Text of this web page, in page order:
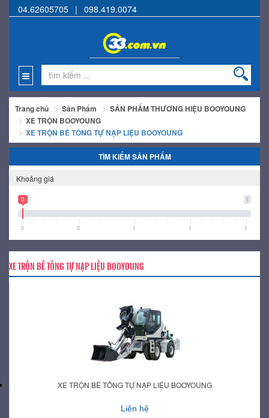
04.62605705 | 098.419.0074
Trang chủ Sản Phẩm
SẢN PHẨM THƯƠNG HIỆU BOOYOUNG
XE TRỘN BOOYOUNG
XE TRỘN BÊ TÔNG TỰ NẠP LIỆU BOOYOUNG
TÌM KIẾM SẢN PHẨM
Khoảng giá
1
0
0 0 1 1 1
XE TRỘN BÊ TÔNG TỰ NẠP LIỆU BOOYOUNG
XE TRỘN BÊ TÔNG TỰ NẠP LIỆU BOOYOUNG
Liên hệ